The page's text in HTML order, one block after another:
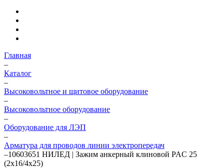
Главная
–
Каталог
–
Высоковольтное и щитовое оборудование
–
Высоковольтное оборудование
–
Оборудование для ЛЭП
–
Арматура для проводов линии электропередач
–10603651 НИЛЕД | Зажим анкерный клиновой PAC 25
(2х16/4х25)